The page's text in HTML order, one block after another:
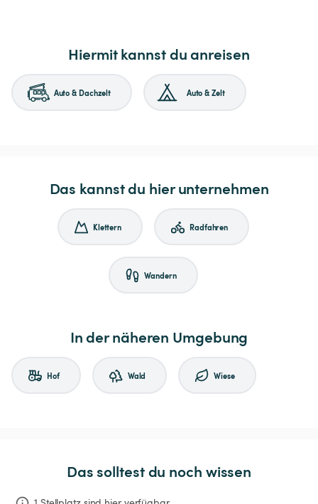
Hiermit kannst du anreisen
Auto & Dachzelt Auto & Zelt
Das kannst du hier unternehmen
Klettern Radfahren
Wandern
In der näheren Umgebung
Hof Wald Wiese
Das solltest du noch wissen